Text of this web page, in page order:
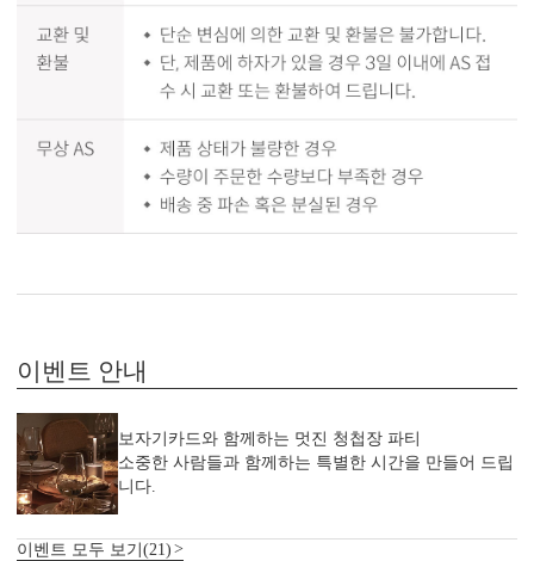
이벤트 안내
보자기카드와 함께하는 멋진 청첩장 파티
소중한 사람들과 함께하는 특별한 시간을 만들어 드립
니다.
이벤트 모두 보기(21)